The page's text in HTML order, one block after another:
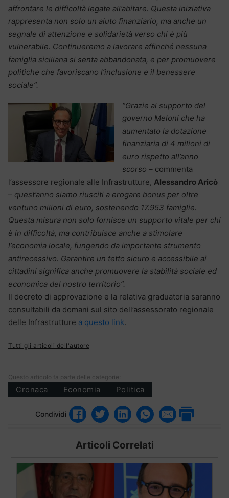
affrontare le difficoltà legate all’abitare. Questa iniziativa
rappresenta non solo un aiuto finanziario, ma anche un
segnale di attenzione e solidarietà verso chi è più
vulnerabile. Continueremo a lavorare affinché nessuna
famiglia siciliana si senta abbandonata, e per promuovere
politiche che favoriscano l’inclusione e il benessere
sociale”.
“Grazie al supporto del
governo Meloni che ha
aumentato la dotazione
finanziaria di 4 milioni di
euro rispetto all’anno
scorso – commenta
l’assessore regionale alle Infrastrutture, Alessandro Aricò
– quest’anno siamo riusciti a erogare bonus per oltre
ventuno milioni di euro, sostenendo 17.953 famiglie.
Questa misura non solo fornisce un supporto vitale per chi
è in difficoltà, ma contribuisce anche a stimolare
l’economia locale, fungendo da importante strumento
antirecessivo. Garantire un tetto sicuro e accessibile ai
cittadini significa anche promuovere la stabilità sociale ed
economica del nostro territorio”.
Il decreto di approvazione e la relativa graduatoria saranno
consultabili da domani sul sito dell’assessorato regionale
delle Infrastrutture a questo link.
Tutti gli articoli dell'autore
Questo articolo fa parte delle categorie:
Cronaca Economia Politica
Condividi
Articoli Correlati